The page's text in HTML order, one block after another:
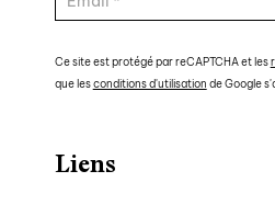
Ce site est protégé par reCAPTCHA et les
que lesconditions d'utilisation de Google
Liens